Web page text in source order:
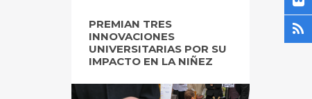
PREMIAN TRES
INNOVACIONES
UNIVERSITARIAS POR SU
IMPACTO EN LA NIÑEZ